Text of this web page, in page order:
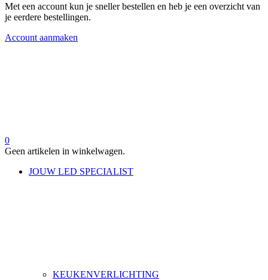
Met een account kun je sneller bestellen en heb je een overzicht van
je eerdere bestellingen.
Account aanmaken
0
Geen artikelen in winkelwagen.
JOUW LED SPECIALIST
KEUKENVERLICHTING